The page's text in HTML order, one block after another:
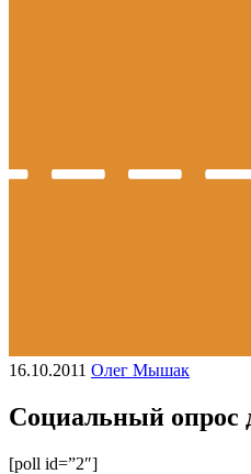
16.10.2011 Олег Мышак
Социальный опрос
[poll id=”2″]